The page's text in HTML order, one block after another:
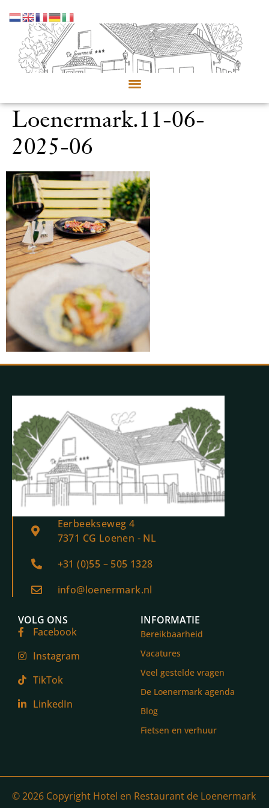
Loenermark.11-06-
2025-06
Eerbeekseweg 4
7371 CG Loenen - NL
+31 (0)55 – 505 1328
info@loenermark.nl
VOLG ONS
Facebook
Instagram
TikTok
LinkedIn
INFORMATIE
Bereikbaarheid
Vacatures
Veel gestelde vragen
De Loenermark agenda
Blog
Fietsen en verhuur
© 2026 Copyright Hotel en Restaurant de Loenermark